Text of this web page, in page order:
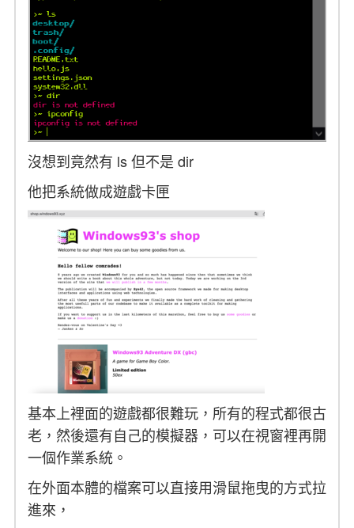
沒想到竟然有 ls 但不是 dir
他把系統做成遊戲卡匣
基本上裡面的遊戲都很難玩，所有的程式都很古
老，然後還有自己的模擬器，可以在視窗裡再開
一個作業系統。
在外面本體的檔案可以直接用滑鼠拖曳的方式拉
進來，